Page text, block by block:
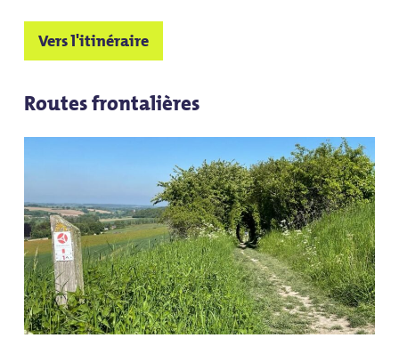
Vers l'itinéraire
Routes frontalières